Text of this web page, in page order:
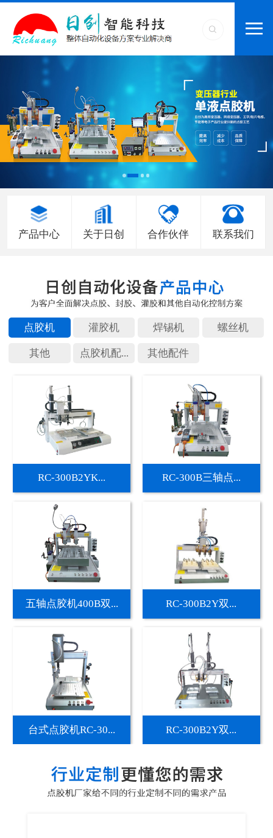
产品中心 关于日创 合作伙伴 联系我们
点胶机 灌胶机 焊锡机 螺丝机
其他 点胶机配... 其他配件
RC-300B2YK... RC-300B三轴点...
五轴点胶机400B双... RC-300B2Y双...
台式点胶机RC-30... RC-300B2Y双...